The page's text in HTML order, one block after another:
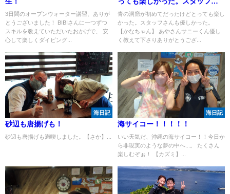
3日間のオープンウォーター講習、ありが
とうございました！ BIBIさんに一つずつ
スキルを教えていただいたおかげで、 安
心して楽しくダイビング...
んも優しかった！
青の洞窟が初めてだったけどとっても楽し
かった。スタッフさんも優しかった。
【かなちゃん】 あやさんサニーくん優し
く教えて下さりありがとうござ...
海日記
砂辺も唐揚げも！
砂辺も唐揚げも満喫しました。【さか】...
海日記
海サイコー！！！！！
いい天気だ、沖縄の海サイコー！！今日か
ら非現実のような夢の中へ...。 たくさん
楽しむぞぉ！ 【カズミ】...